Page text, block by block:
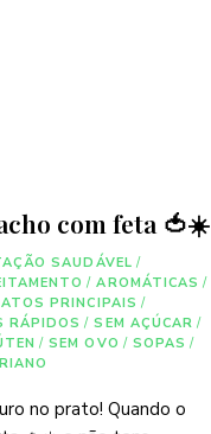
com feta 🍅☀️
SAUDÁVEL /
/ AROMÁTICAS /
PRINCIPAIS /
RÁPIDOS / SEM AÇÚCAR /
/ SEM OVO / SOPAS /
no prato! Quando o